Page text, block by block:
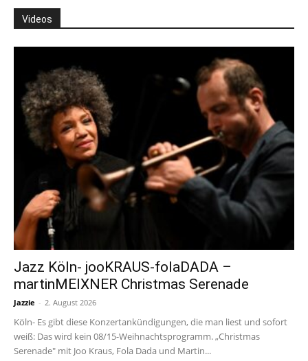
Videos
Jazz Köln- jooKRAUS-folaDADA –
martinMEIXNER Christmas Serenade
Jazzie - 2. August 2026
Köln- Es gibt diese Konzertankündigungen, die man liest und sofort
weiß: Das wird kein 08/15-Weihnachtsprogramm. „Christmas
Serenade" mit Joo Kraus, Fola Dada und Martin...